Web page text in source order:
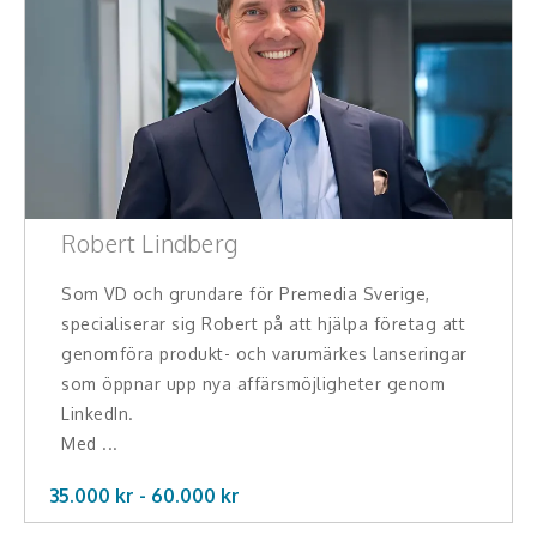
Robert Lindberg
Som VD och grundare för Premedia Sverige,
specialiserar sig Robert på att hjälpa företag att
genomföra produkt- och varumärkes lanseringar
som öppnar upp nya affärsmöjligheter genom
LinkedIn.
Med ...
35.000 kr - 60.000 kr